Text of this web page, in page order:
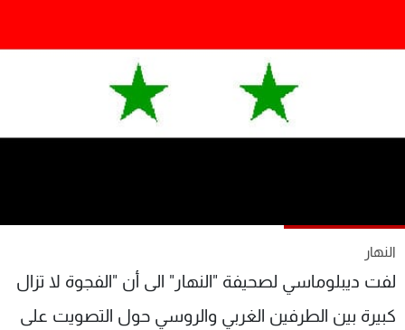
النهار
لفت ديبلوماسي لصحيفة "النهار" الى أن "الفجوة لا تزال
كبيرة بين الطرفين الغربي والروسي حول التصويت على
الترددات
عن MTV
وظائف